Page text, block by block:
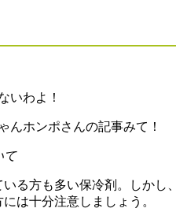
いわよ！
んホンポさんの記事みて！
て
る方も多い保冷剤。しか
は十分注意しましょう。